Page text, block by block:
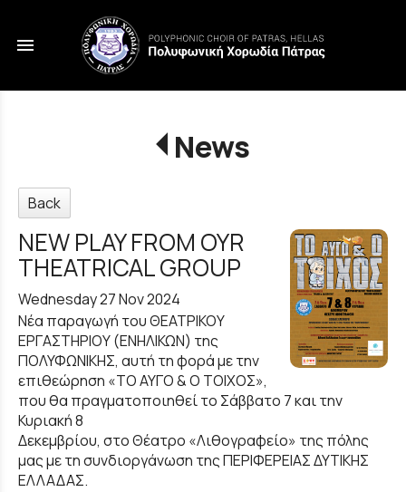
menu
News
Back
NEW PLAY FROM OYR
THEATRICAL GROUP
Wednesday 27 Nov 2024
Νέα παραγωγή του ΘΕΑΤΡΙΚΟΥ
ΕΡΓΑΣΤΗΡΙΟΥ (ΕΝΗΛΙΚΩΝ) της
ΠΟΛΥΦΩΝΙΚΗΣ, αυτή τη φορά με την
επιθεώρηση «ΤΟ ΑΥΓΟ & Ο ΤΟΙΧΟΣ»,
που θα πραγματοποιηθεί το Σάββατο 7 και την
Κυριακή 8
Δεκεμβρίου, στο Θέατρο «Λιθογραφείο» της πόλης
μας με τη συνδιοργάνωση της ΠΕΡΙΦΕΡΕΙΑΣ ΔΥΤΙΚΗΣ
ΕΛΛΑΔΑΣ.